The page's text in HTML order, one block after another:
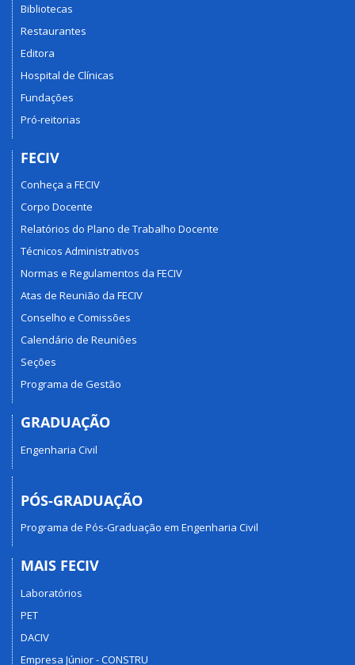
Bibliotecas
Restaurantes
Editora
Hospital de Clínicas
Fundações
Pró-reitorias
FECIV
Conheça a FECIV
Corpo Docente
Relatórios do Plano de Trabalho Docente
Técnicos Administrativos
Normas e Regulamentos da FECIV
Atas de Reunião da FECIV
Conselho e Comissões
Calendário de Reuniões
Seções
Programa de Gestão
GRADUAÇÃO
Engenharia Civil
PÓS-GRADUAÇÃO
Programa de Pós-Graduação em Engenharia Civil
MAIS FECIV
Laboratórios
PET
DACIV
Empresa Júnior - CONSTRU